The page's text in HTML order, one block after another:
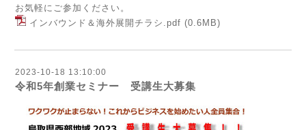
お気軽にご参加ください。
インバウンド＆海外展開チラシ.pdf (0.6MB)
2023-10-18 13:10:00
令和5年創業セミナー 受講生大募集